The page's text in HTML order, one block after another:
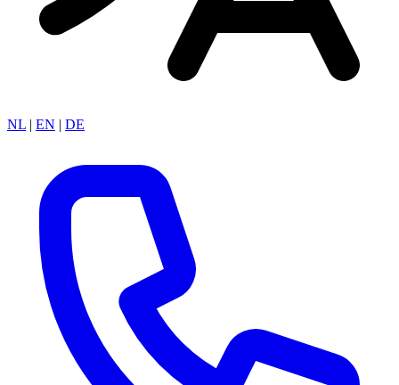
NL | EN | DE